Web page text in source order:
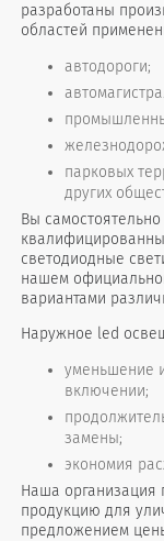
разработаны
областей
автодороги;
парковых
других
Вы
светодиодные
нашем
вариантами
Наружное led
уменьшение
включении;
замены;
экономия
Наша организация
продукцию для
предложением